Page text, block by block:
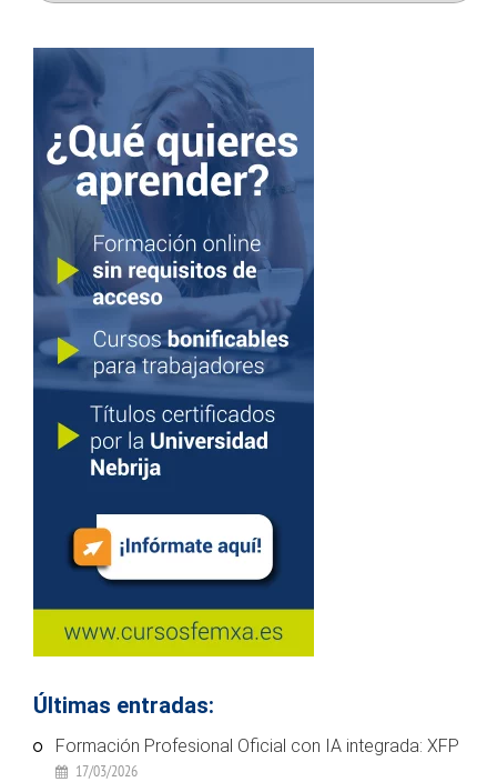
Últimas entradas:
Formación Profesional Oficial con IA integrada: XFP
17/03/2026